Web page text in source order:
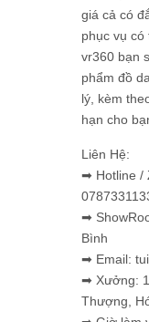
giá cả có
phục vụ
vr360 bạn
phẩm đồ
lý, kèm
hạn cho
Liên Hệ:
➡ Hotline /
➡
Bình
➡ Email:
➡ Xưởng:
Thượng,